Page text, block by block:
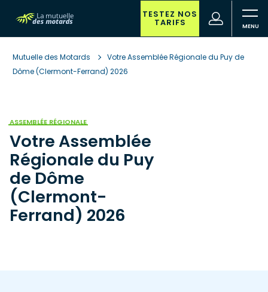
contenu
principal recherche
TESTEZ NOS
TARIFS
(nouvelle
fenêtre)
Mutuelle des Motards
Votre Assemblée Régionale du Puy de
Dôme (Clermont-Ferrand) 2026
ASSEMBLÉE RÉGIONALE
Votre Assemblée
Régionale du Puy
de Dôme
(Clermont-
Ferrand) 2026